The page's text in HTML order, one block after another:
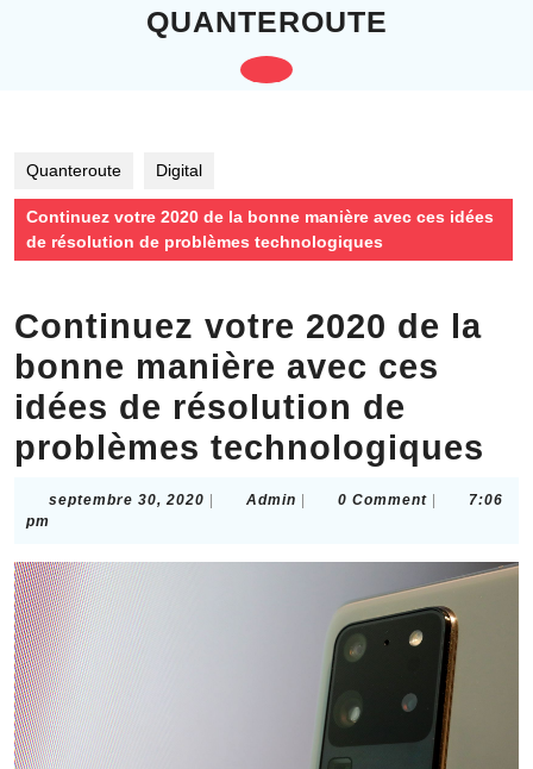
QUANTEROUTE
Open
Quanteroute Digital
Continuez votre 2020 de la bonne manière avec ces idées
de résolution de problèmes technologiques
Continuez votre 2020 de la
bonne manière avec ces
idées de résolution de
problèmes technologiques
septembre 30, 2020 septembre
Admin Admin0 Comment
7:06
pm